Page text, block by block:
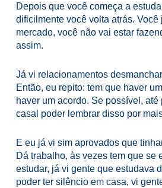
Depois que você começa a
dificilmente você volta atrás. Você
mercado, você não vai estar
assim.
Já vi relacionamentos
Então, eu repito: tem que haver
haver um acordo. Se possível, até
casal poder lembrar disso por
E eu já vi sim aprovados que
Dá trabalho, às vezes tem que se
estudar, já vi gente que estudava
poder ter silêncio em casa, vi